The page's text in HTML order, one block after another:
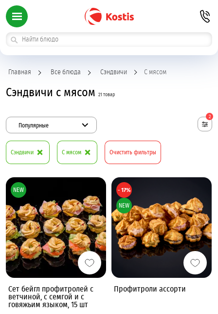
Главная Все блюда Сэндвичи С мясом
Сэндвичи с мясом 21 товар
2
Сэндвичи С мясом Очистить фильтры
Популярные
Сет бейгл профитролей с
ветчиной, с семгой и с
говяжьим языком, 15 шт
NEW
Профитроли ассорти
- 17%
NEW